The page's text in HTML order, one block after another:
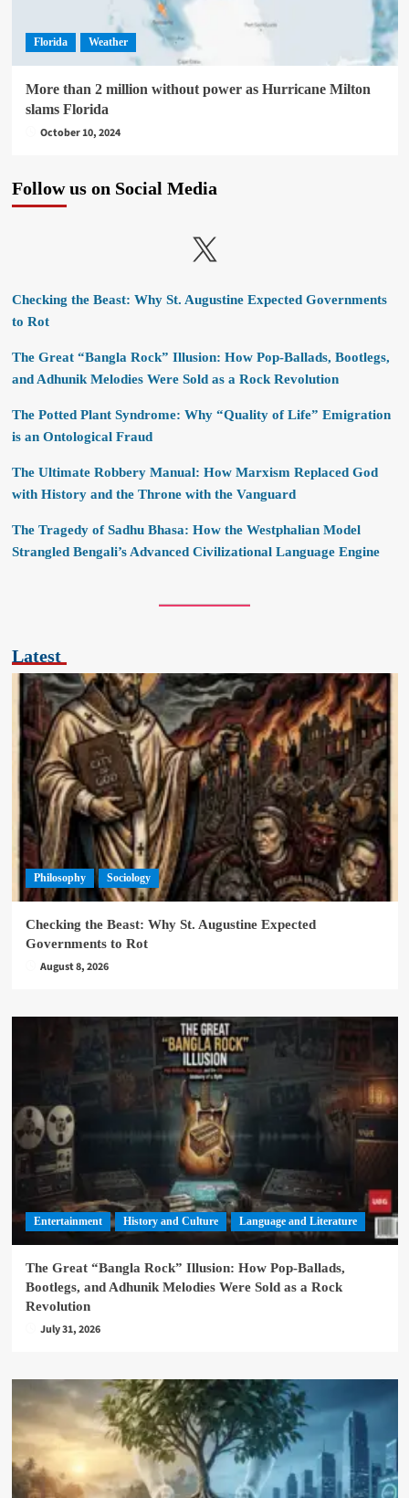
Florida Weather
More than 2 million without power as Hurricane Milton
slams Florida
October 10, 2024
Follow us on Social Media
X
Checking the Beast: Why St. Augustine Expected Governments
to Rot
The Great “Bangla Rock” Illusion: How Pop-Ballads, Bootlegs,
and Adhunik Melodies Were Sold as a Rock Revolution
The Potted Plant Syndrome: Why “Quality of Life” Emigration
is an Ontological Fraud
The Ultimate Robbery Manual: How Marxism Replaced God
with History and the Throne with the Vanguard
The Tragedy of Sadhu Bhasa: How the Westphalian Model
Strangled Bengali’s Advanced Civilizational Language Engine
Latest
Philosophy Sociology
Checking the Beast: Why St. Augustine Expected
Governments to Rot
August 8, 2026
Entertainment History and Culture Language and Literature
The Great “Bangla Rock” Illusion: How Pop-Ballads,
Bootlegs, and Adhunik Melodies Were Sold as a Rock
Revolution
July 31, 2026